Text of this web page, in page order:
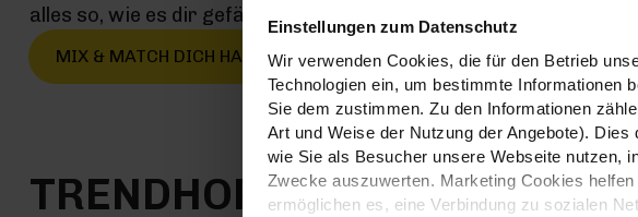
Einstellungen zum Datenschutz
Wir verwenden Cookies, die für den Betrieb
Technologien ein, um bestimmte Informationen
Sie dem zustimmen. Zu den Informationen
Art und Weise der Nutzung der Angebote).
wie Sie als Besucher unsere Webseite nutzen,
Zwecke auszuwerten. Marketing Cookies
ermöglichen es, eine Verbindung zu sozialen
alles so, wie es dir gefällt
MIX & MATCH DICH HAPPY
TRENDHOPPER STORES